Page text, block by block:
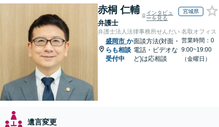
赤桐 仁輔
弁護士
インタビュ
ーを見る
宮城県
弁護士法人法律事務所せんだい 名取オフィス
盛岡市 か
らも相談
受付中
面談方法(対面・
電話・ビデオな
ど)は応相談
営業時間：0
9:00~19:00
（金曜日）
遺言変更